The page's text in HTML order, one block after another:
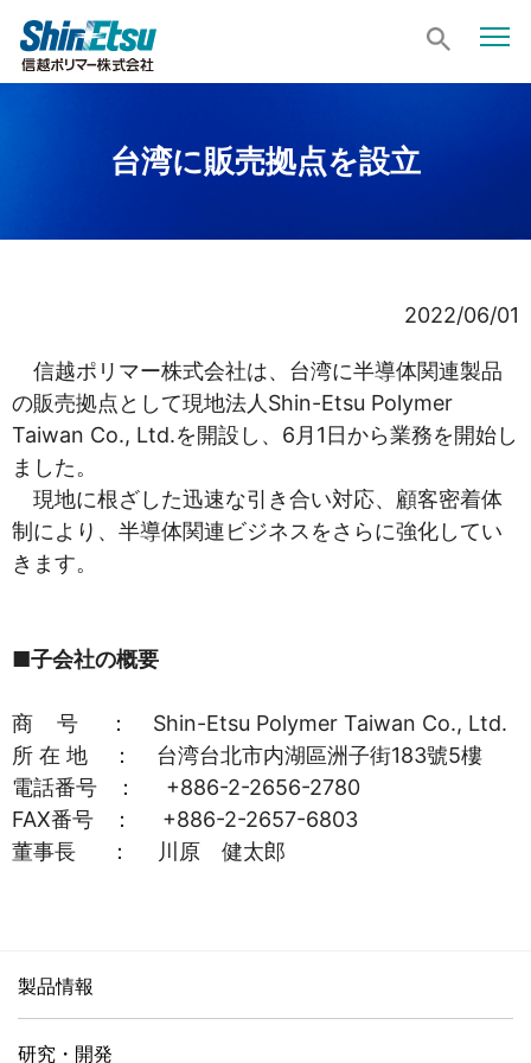
台湾に販売拠点を設立
2022/06/01
信越ポリマー株式会社は、台湾に半導体関連製品
の販売拠点として現地法人Shin-Etsu Polymer
Taiwan Co., Ltd.を開設し、6月1日から業務を開始し
ました。
現地に根ざした迅速な引き合い対応、顧客密着体
制により、半導体関連ビジネスをさらに強化してい
きます。
■子会社の概要
商 号 ： Shin-Etsu Polymer Taiwan Co., Ltd.
所 在 地 ： 台湾台北市内湖區洲子街183號5樓
電話番号 ： +886-2-2656-2780
FAX番号 ： +886-2-2657-6803
董事長 ： 川原 健太郎
製品情報
研究・開発